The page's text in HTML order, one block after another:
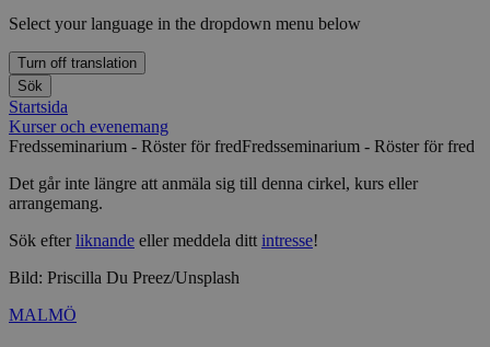
Select your language in the dropdown menu below
Turn off translation
Sök
Startsida
Kurser och evenemang
Fredsseminarium - Röster för fredFredsseminarium - Röster för fred
Det går inte längre att anmäla sig till denna cirkel, kurs eller
arrangemang.
Sök efterliknande eller meddela ditt intresse!
Bild: Priscilla Du Preez/Unsplash
MALMÖ